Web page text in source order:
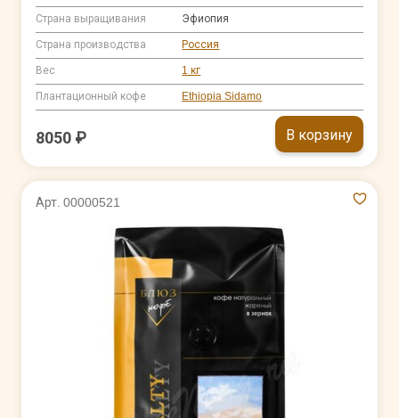
Страна выращивания Эфиопия
Страна производства Россия
Вес 1 кг
Плантационный кофе Ethiopia Sidamo
8050 ₽ В корзину
Арт. 00000521